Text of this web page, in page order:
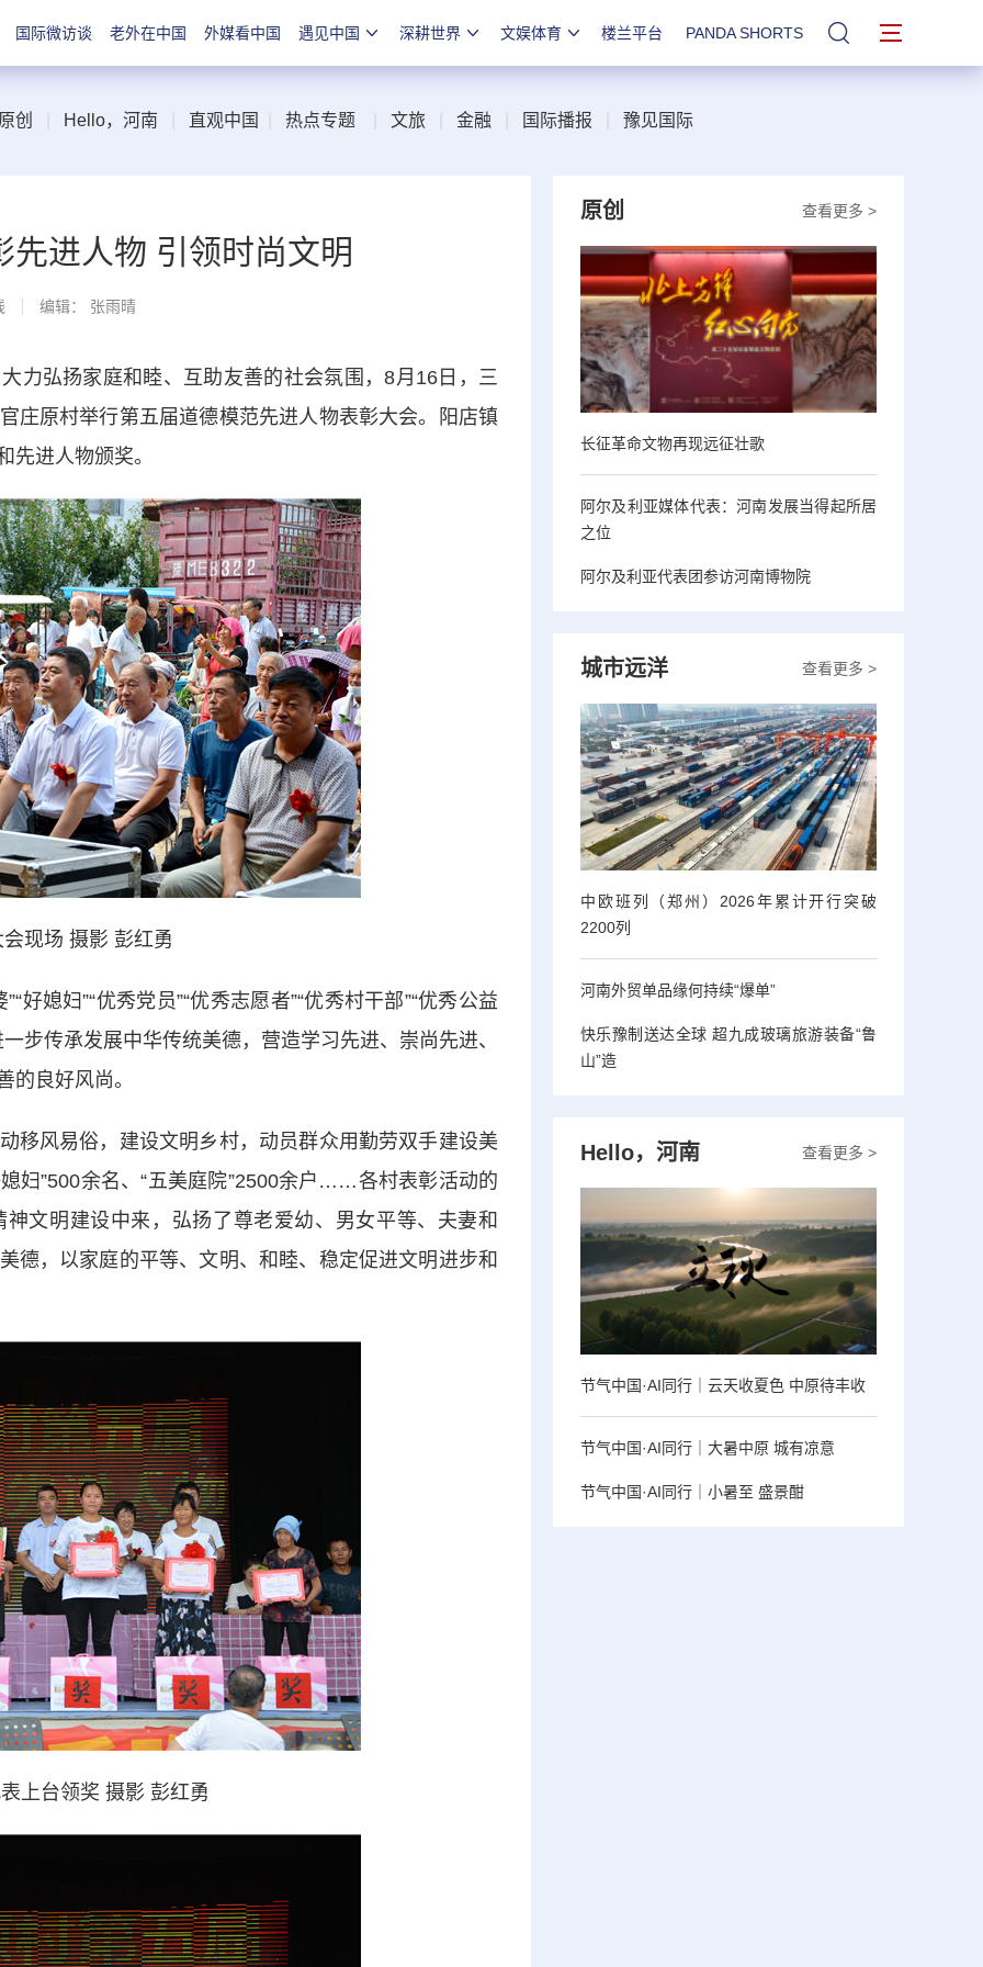
国际微访谈 老外在中国 外媒看中国 遇见中国 深耕世界 文娱体育 楼兰平台 PANDA SHORTS 站内搜索
创 Hello，河南 直观中国 热点专题 文旅 金融 国际播报 豫见国际
进人物 引领时尚文明
编辑： 张雨晴
弘扬家庭和睦、互助友善的社会氛围，8月16日，三
庄原村举行第五届道德模范先进人物表彰大会。阳店镇
先进人物颁奖。
现场 摄影 彭红勇
妇”“优秀党员”“优秀志愿者”“优秀村干部”“优秀公益
步传承发展中华传统美德，营造学习先进、崇尚先进、
的良好风尚。
风易俗，建设文明乡村，动员群众用勤劳双手建设美
妇”500余名、“五美庭院”2500余户……各村表彰活动的
文明建设中来，弘扬了尊老爱幼、男女平等、夫妻和
德，以家庭的平等、文明、和睦、稳定促进文明进步和
表上台领奖 摄影 彭红勇
查看更多 >
原创
长征革命文物再现远征壮歌
阿尔及利亚媒体代表：河南发展当得起所居
之位
阿尔及利亚代表团参访河南博物院
查看更多 >
城市远洋
中欧班列（郑州）2026年累计开行突破
2200列
河南外贸单品缘何持续“爆单”
快乐豫制送达全球 超九成玻璃旅游装备“鲁
山”造
查看更多 >
Hello，河南
节气中国·AI同行｜云天收夏色 中原待丰收
节气中国·AI同行｜大暑中原 城有凉意
节气中国·AI同行｜小暑至 盛景酣